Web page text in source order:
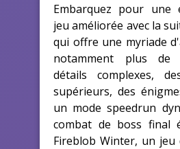
Embarquez pour une
jeu améliorée avec la
qui offre une myriade
notamment plus de
détails complexes,
supérieurs, des
un mode speedrun
combat de boss final
Fireblob Winter, un jeu